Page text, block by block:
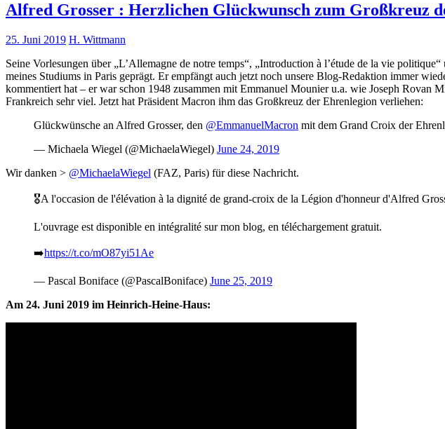
Alfred Grosser : Herzlichen Glückwunsch zum Großkreuz
25. Juni 2019 H. Wittmann
Seine Vorlesungen über „L’Allemagne de notre temps“, „Introduction à l’étude de la vie
meines Studiums in Paris geprägt. Er empfängt auch jetzt noch unsere Blog-Redaktion immer
kommentiert hat – er war schon 1948 zusammen mit Emmanuel Mounier u.a. wie Joseph Rovan
Frankreich sehr viel. Jetzt hat Präsident Macron ihm das Großkreuz der Ehrenlegion verliehen:
Glückwünsche an Alfred Grosser, den ⁦ @EmmanuelMacron mit dem Grand Croix der
— Michaela Wiegel (@MichaelaWiegel) June 24, 2019
Wir danken > @MichaelaWiegel (FAZ, Paris) für diese Nachricht.
🎖A l'occasion de l'élévation à la dignité de grand-croix de la Légion d'honneur d'Alfred
L'ouvrage est disponible en intégralité sur mon blog, en téléchargement gratuit.
➡️https://t.co/mO87yi51Ae
— Pascal Boniface (@PascalBoniface) June 25, 2019
Am 24. Juni 2019 im Heinrich-Heine-Haus: